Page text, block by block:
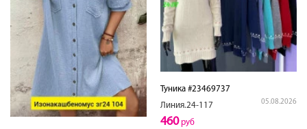
Туника #23469737
Линия.24-117
05.08.2026
460руб